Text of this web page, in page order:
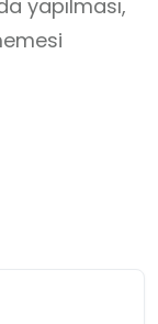
yapılması,
ve